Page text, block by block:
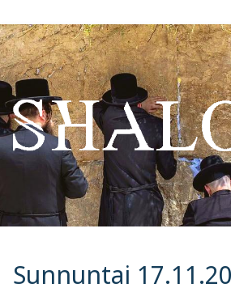
Hyppää
sisältöön
Hae:
Sunnuntai